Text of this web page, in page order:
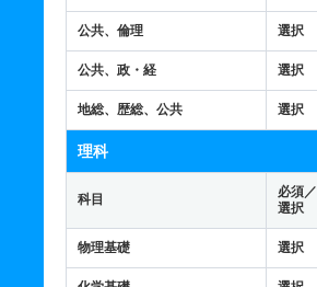
公共、倫理 選択
公共、政・経 選択
地総、歴総、公共 選択
理科
科目
必須／
選択
物理基礎 選択